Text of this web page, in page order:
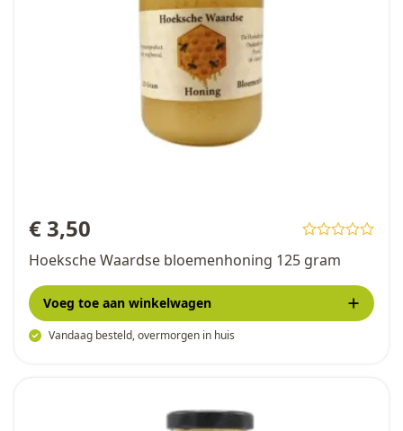
€ 3,50
Hoeksche Waardse bloemenhoning 125 gram
Vandaag besteld, overmorgen in huis
Voeg toe aan winkelwagen